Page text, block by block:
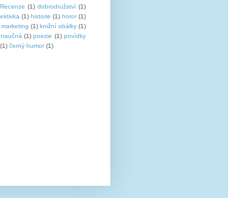
Recenze (1) dobrodružství (1)
(1) historie (1) horor (1)
(1) knižní obálky (1)
naučná (1) poezie (1) povídky
(1) černý humor (1)